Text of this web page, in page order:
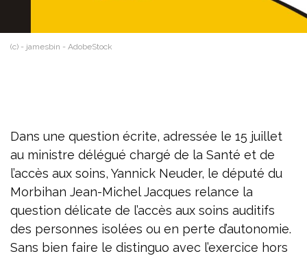
(c) - jamesbin - AdobeStock
Dans une question écrite, adressée le 15 juillet
au ministre délégué chargé de la Santé et de
l’accès aux soins, Yannick Neuder, le député du
Morbihan Jean-Michel Jacques relance la
question délicate de l’accès aux soins auditifs
des personnes isolées ou en perte d’autonomie.
Sans bien faire le distinguo avec l’exercice hors